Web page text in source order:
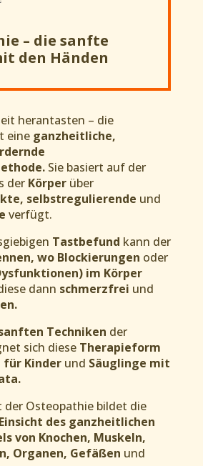
– die sanfte
den Händen
herantasten – die
eine ganzheitliche,
Sie basiert auf der
der Körperüber
selbstregulierende und
verfügt.
Tastbefund kann der
wo Blockierungen oder
im Körper
dann schmerzfrei und
Techniken der
sich diese Therapieform
für Kinderund Säuglinge mit
der Osteopathie bildet die
Einsicht des ganzheitlichen
von Knochen, Muskeln,
Organen, Gefäßen und